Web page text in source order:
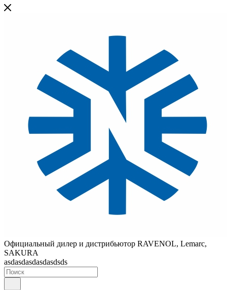
Официальный дилер и дистрибьютор RAVENOL, Lemarc,
SAKURA
asdasdasdasdasdsds